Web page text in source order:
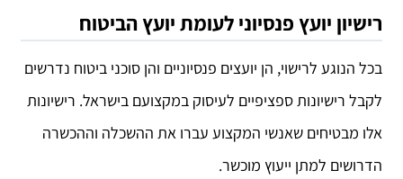
רישיון יועץ פנסיוני לעומת יועץ הביטוח
בכל הנוגע לרישוי, הן יועצים פנסיוניים והן סוכני ביטוח נדרשים
לקבל רישיונות ספציפיים לעיסוק במקצועם בישראל. רישיונות
אלו מבטיחים שאנשי המקצוע עברו את ההשכלה וההכשרה
הדרושים למתן ייעוץ מוכשר.